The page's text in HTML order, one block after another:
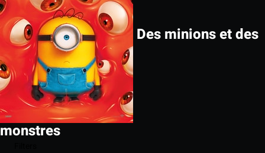
Des minions et des
monstres